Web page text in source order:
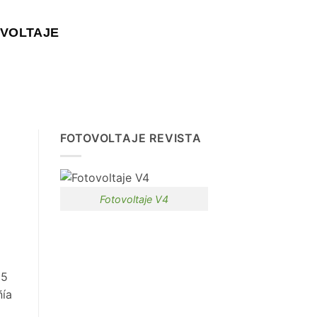
FOTOVOLTAJE REVISTA
Fotovoltaje V4